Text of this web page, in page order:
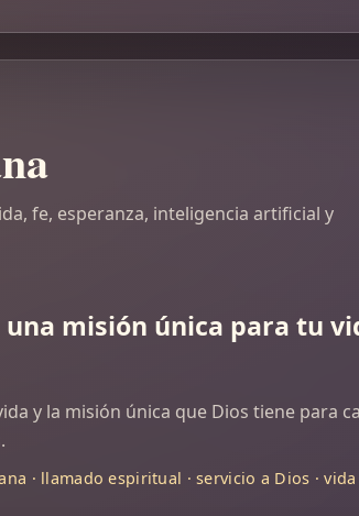
fe, esperanza, inteligencia artificial y
misión única para tu
y la misión única que Dios tiene para
· llamado espiritual · servicio a Dios ·